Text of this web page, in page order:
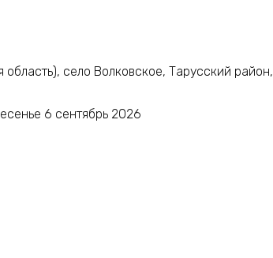
село Волковское, Тарусский район,
6 сентябрь 2026